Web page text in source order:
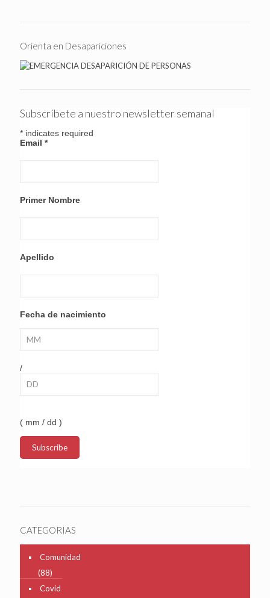
Orienta en Desapariciones
Subscríbete a nuestro newsletter semanal
* indicates required
Email *
Primer Nombre
Apellido
Fecha de nacimiento
/
( mm / dd )
CATEGORIAS
Comunidad
(88)
Covid